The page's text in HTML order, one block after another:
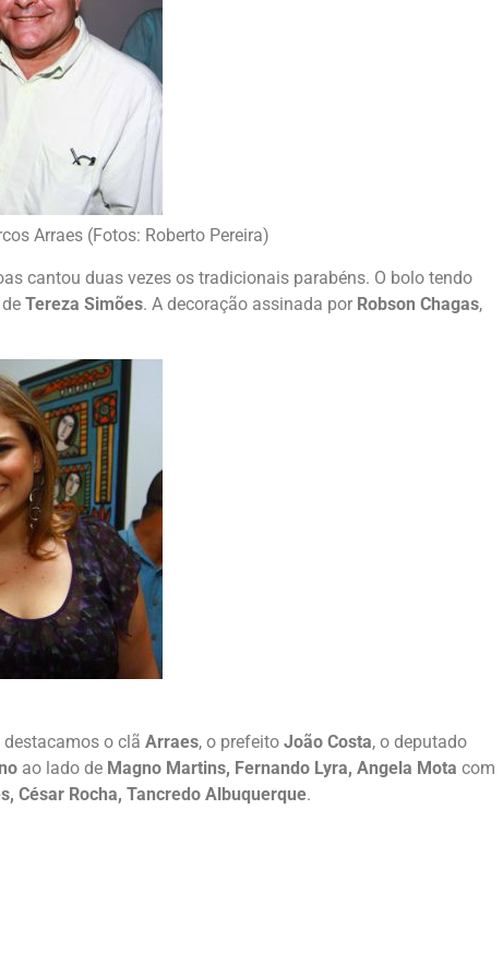
Arraes (Fotos: Roberto Pereira)
cantou duas vezes os tradicionais parabéns. O bolo tendo
Tereza Simões. A decoração assinada por Robson Chagas,
o clã Arraes, o prefeito João Costa, o deputado
ao lado de Magno Martins, Fernando Lyra, Angela Mota com
César Rocha, Tancredo Albuquerque.